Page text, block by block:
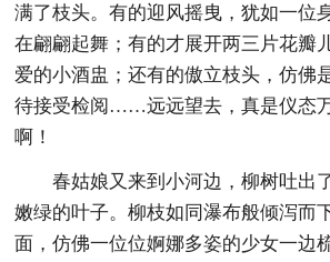
满了枝头。有的迎风摇曳，犹如一位
在翩翩起舞；有的才展开两三片花瓣
爱的小酒盅；还有的傲立枝头，仿佛
待接受检阅……远远望去，真是仪态
啊！
春姑娘又来到小河边，柳树吐出
嫩绿的叶子。柳枝如同瀑布般倾泻而
面，仿佛一位位婀娜多姿的少女一边